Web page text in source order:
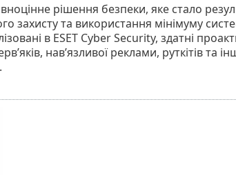
рішення безпеки, яке стало
захисту та використання мінімуму
в ESET Cyber Security, здатні
нав’язливої реклами, руткітів